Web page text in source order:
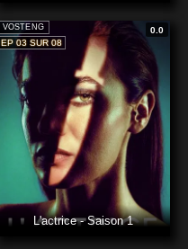
VOSTENG
0.0
EP 03 SUR 08
L'actrice - Saison 1